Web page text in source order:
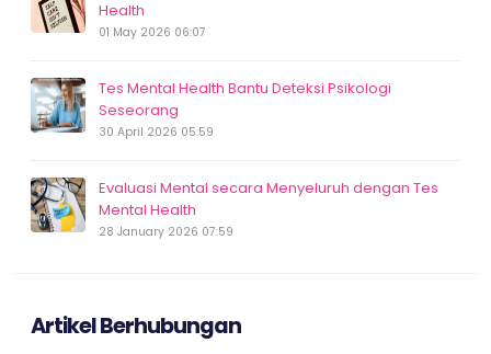
Health
01 May 2026 06:07
Tes Mental Health Bantu Deteksi Psikologi
Seseorang
30 April 2026 05:59
Evaluasi Mental secara Menyeluruh dengan Tes
Mental Health
28 January 2026 07:59
Artikel Berhubungan